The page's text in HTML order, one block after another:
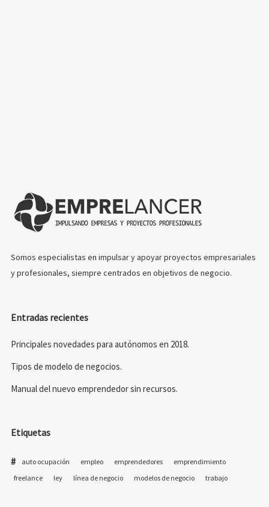
Somos especialistas en impulsar y apoyar proyectos empresariales
y profesionales, siempre centrados en objetivos de negocio.
Entradas recientes
Principales novedades para autónomos en 2018.
Tipos de modelo de negocios.
Manual del nuevo emprendedor sin recursos.
Etiquetas
auto ocupación empleo emprendedores
emprendimiento
freelance
ley línea de negocio modelos de negocio trabajo